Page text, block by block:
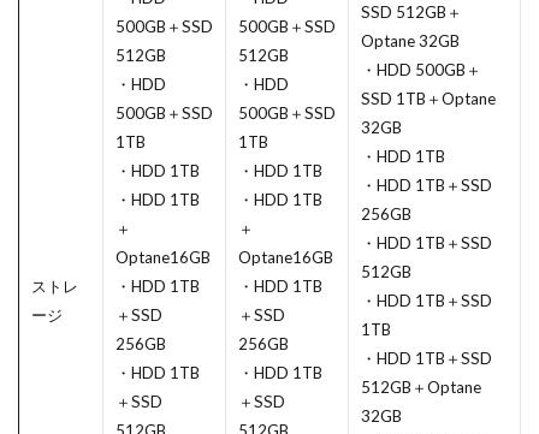
ストレ
ージ
500GB＋SSD
512GB
・HDD
500GB＋SSD
1TB
・HDD 1TB
・HDD 1TB
＋
Optane16GB
・HDD 1TB
＋SSD
256GB
・HDD 1TB
＋SSD
512GB
500GB＋SSD
512GB
・HDD
500GB＋SSD
1TB
・HDD 1TB
・HDD 1TB
＋
Optane16GB
・HDD 1TB
＋SSD
256GB
・HDD 1TB
＋SSD
512GB
SSD 512GB＋
Optane 32GB
・HDD 500GB＋
SSD 1TB＋Optane
32GB
・HDD 1TB
・HDD 1TB＋SSD
256GB
・HDD 1TB＋SSD
512GB
・HDD 1TB＋SSD
1TB
・HDD 1TB＋SSD
512GB＋Optane
32GB